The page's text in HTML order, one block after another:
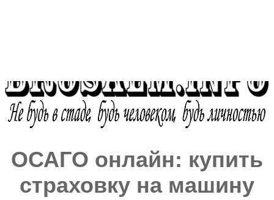
ОСАГО онлайн: купить
страховку на машину